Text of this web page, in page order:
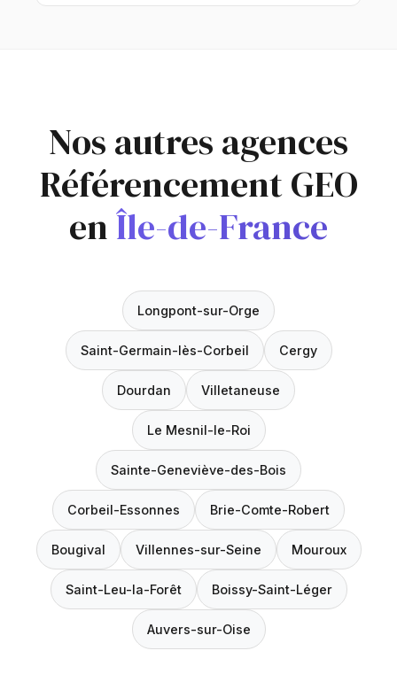
Nos autres agences
Référencement GEO
enÎle-de-France
Longpont-sur-Orge
Saint-Germain-lès-Corbeil Cergy
Dourdan Villetaneuse
Le Mesnil-le-Roi
Sainte-Geneviève-des-Bois
Corbeil-Essonnes Brie-Comte-Robert
Bougival Villennes-sur-Seine Mouroux
Saint-Leu-la-Forêt Boissy-Saint-Léger
Auvers-sur-Oise